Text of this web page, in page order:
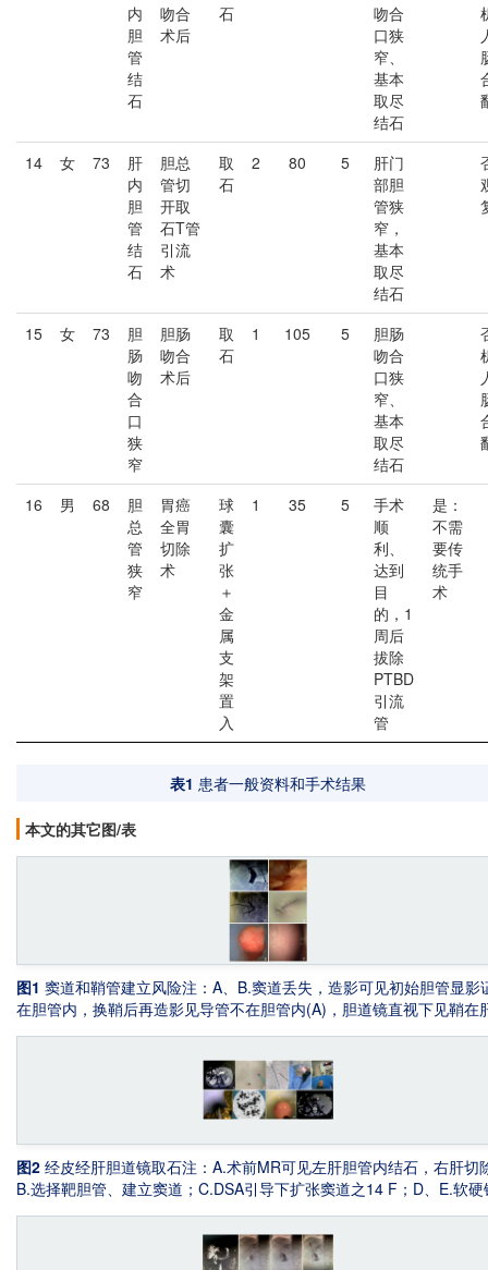
内
胆
管
结
石
吻合
术后
石
吻合
口狭
窄、
基本
取尽
结石
14 女 73
肝
内
胆
管
结
石
胆总
管切
开取
石T管
引流
术
取
石
2 80 5
肝门
部胆
管狭
窄，
基本
取尽
结石
15 女 73
胆
肠
吻
合
口
狭
窄
胆肠
吻合
术后
取
石
1 105 5
胆肠
吻合
口狭
窄、
基本
取尽
结石
16 男 68
胆
总
管
狭
窄
胃癌
全胃
切除
术
球
囊
扩
张
＋
金
属
支
架
置
入
1 35 5
手术
顺
利、
达到
目
的，1
周后
拔除
PTBD
引流
管
是：
不需
要传
统手
术
表1 患者一般资料和手术结果
本文的其它图/表
图1 窦道和鞘管建立风险注：A、B.窦道丢失，造影可见初始胆管显影
在胆管内，换鞘后再造影见导管不在胆管内(A)，胆道镜直视下见鞘在
血；F.胆道镜直接进入腹腔、见到光滑肝表面
图2 经皮经肝胆道镜取石注：A.术前MR可见左肝胆管内结石，右肝切
B.选择靶胆管、建立窦道；C.DSA引导下扩张窦道之14 F；D、E.软硬